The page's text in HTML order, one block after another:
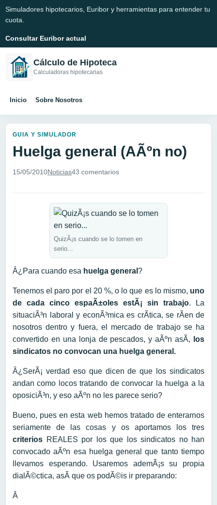
Simuladores hipotecarios, Euribor y herramientas para entender tu
cuota.
Consultar Euribor actual
Cálculo de Hipoteca
Calculadoras hipotecarias
Inicio Sobre Nosotros
GUIA Y SIMULADOR
Huelga general (AÃºn no)
15/05/2010Noticias43 comentarios
QuizÃ¡s cuando se lo tomen en
serio...
Â¿Para cuando esa huelga general ?
Tenemos el paro por el 20 %, o lo que es lo mismo, uno
de cada cinco espaÃ±oles estÃ¡ sin trabajo. La
situaciÃ³n laboral y econÃ³mica es crÃ­tica, se rÃ­en de
nosotros dentro y fuera, el mercado de trabajo se ha
convertido en una lonja de pescados, y aÃºn asÃ­,
los
sindicatos no convocan una huelga general.
Â¿SerÃ¡ verdad eso que dicen de que los sindicatos
andan como locos tratando de convocar la huelga a la
oposiciÃ³n, y eso aÃºn no les parece serio?
Bueno, pues en esta web hemos tratado de enterarnos
seriamente de las cosas y os aportamos los tres
criterios REALES por los que los sindicatos no han
convocado aÃºn esa huelga general que tanto tiempo
llevamos esperando. Usaremos ademÃ¡s su propia
dialÃ©ctica, asÃ­ que os podÃ©is ir preparando:
Â